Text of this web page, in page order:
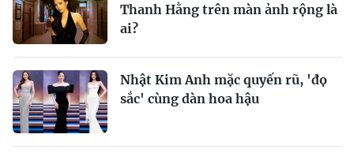
Thanh Hằng trên màn ảnh rộng là
ai?
Nhật Kim Anh mặc quyến rũ, 'đọ
sắc' cùng dàn hoa hậu